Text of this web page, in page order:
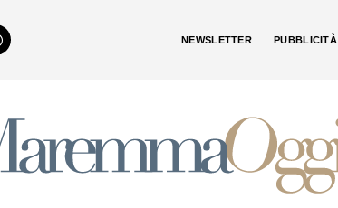
NEWSLETTER PUBBLICITÀ